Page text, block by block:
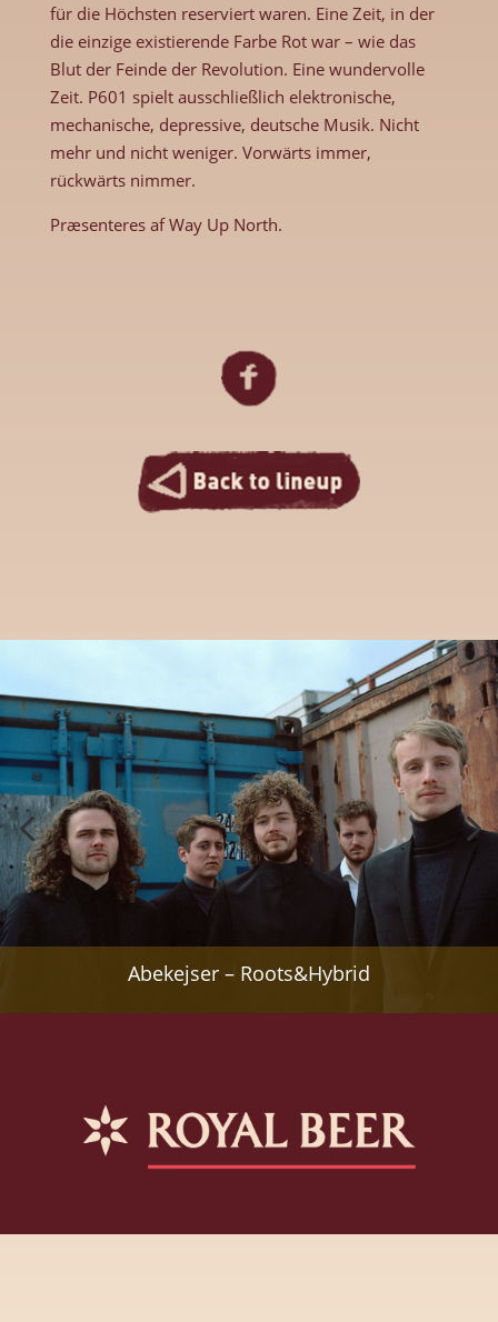
für die Höchsten reserviert waren. Eine Zeit, in der
die einzige existierende Farbe Rot war – wie das
Blut der Feinde der Revolution. Eine wundervolle
Zeit. P601 spielt ausschließlich elektronische,
mechanische, depressive, deutsche Musik. Nicht
mehr und nicht weniger. Vorwärts immer,
rückwärts nimmer.
Præsenteres af Way Up North.
Abekejser – Roots&Hybrid